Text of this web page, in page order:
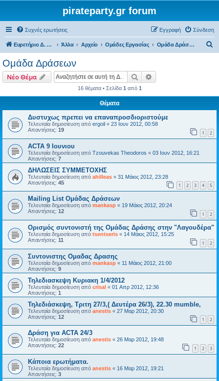
pirateparty.gr forum
Συχνές ερωτήσεις Σύνδεση
Εγγραφή
Ευρετήριο Δ. Συζήτησης Άλλα Αρχείο Ομάδες Εργασίας Ομάδα Δράσεων
η
Ομάδα Δράσεων
Νέο Θέμα Αναζήτηση
16 θέματα • Σελίδα 1 από 1
Θέματα
Δυστυχως πρεπει να επαναπροσδιοριστούμε
Τελευταία δημοσίευση από ergoil « 23 Ιουν 2012, 00:58
Απαντήσεις: 19 1 2
ACTA 9 Ιουνιου
Τελευταία δημοσίευση από Tzouvekas Theodoros « 03 Ιουν 2012, 16:21
Απαντήσεις: 7
ΔΗΛΩΣΕΙΣ ΣΥΜΜΕΤΟΧΗΣ
Τελευταία δημοσίευση από ahilleas « 31 Μάιος 2012, 23:28
Απαντήσεις: 45 1 2 3 4 5
Mailing List Ομάδας Δράσεων
Τελευταία δημοσίευση από mankasp « 19 Μάιος 2012, 20:24
Απαντήσεις: 12 1 2
Ορισμός συντονιστή της Ομάδας Δράσης στην "Λαγουδέρα"
Τελευταία δημοσίευση από tsentseris « 14 Μάιος 2012, 15:25
Απαντήσεις: 11 1 2
Συντονιστης Ομαδας Δρασης
Τελευταία δημοσίευση από mankasp « 11 Μάιος 2012, 21:00
Απαντήσεις: 9
Τηλεδιασκεψη Κυριακη 1/4/2012
Τελευταία δημοσίευση από crisal « 01 Απρ 2012, 12:36
Απαντήσεις: 1
Τηλεδιάσκεψη, Τριτη 27/3,( Δευτέρα 26/3), 22.30 mumble,
Τελευταία δημοσίευση από anestis « 27 Μαρ 2012, 20:30
Απαντήσεις: 12 1 2
Δράση για ACTA 24/3
Τελευταία δημοσίευση από anestis « 26 Μαρ 2012, 19:48
Απαντήσεις: 22 1 2 3
Κάποια ερωτήματα.
Τελευταία δημοσίευση από anestis « 16 Μαρ 2012, 19:21
Απαντήσεις: 3